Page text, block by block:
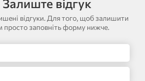
Залиште відгук
відгуки. Для того, щоб залишити
просто заповніть форму нижче.